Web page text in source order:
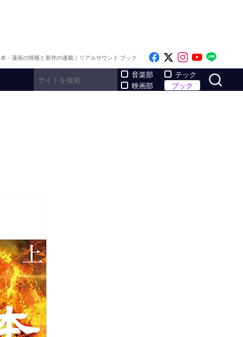
本・漫画の情報と新作の連載｜リアルサウンド ブック Like on Facebook
Follow on x
Follow on
Follow
音楽部
映画部
テック
ブック